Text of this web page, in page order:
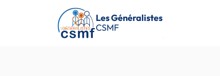
Passer au contenu principal
Les Généralistes
CSMF